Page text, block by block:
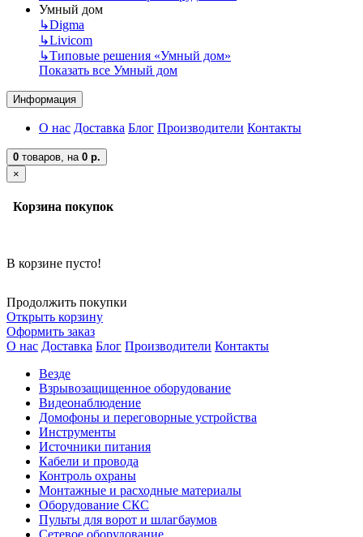
Умный дом
↳Digma
↳Livicom
↳Типовые решения «Умный дом»
Показать все Умный дом
Информация
О нас Доставка Блог Производители Контакты
0 товаров, на 0 р.
×
Корзина покупок
В корзине пусто!
Продолжить покупки
Открыть корзину
Оформить заказ
О нас Доставка Блог Производители Контакты
Везде
Взрывозащищенное оборудование
Видеонаблюдение
Домофоны и переговорные устройства
Инструменты
Источники питания
Кабели и провода
Контроль охраны
Монтажные и расходные материалы
Оборудование СКС
Пульты для ворот и шлагбаумов
Сетевое оборудование